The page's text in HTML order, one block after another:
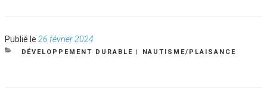
Publié le Publié
le
26 février 2024
CATÉGORIES
DÉVELOPPEMENT DURABLE NAUTISME/PLAISANCE